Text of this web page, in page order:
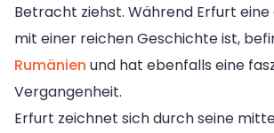
Betracht ziehst. Während Erfurt
mit einer reichen Geschichte ist,
Rumänien und hat ebenfalls eine
Vergangenheit.
Erfurt zeichnet sich durch seine